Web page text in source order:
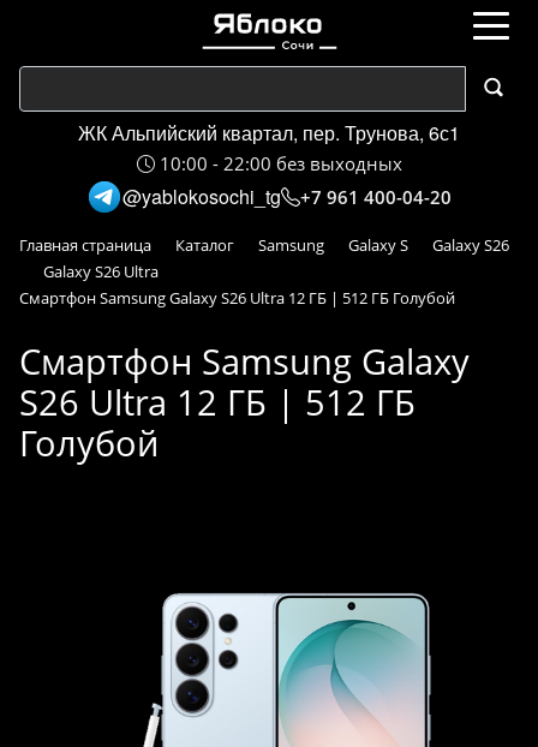
ЖК Альпийский квартал, пер. Трунова, 6с1
10:00 - 22:00 без выходных
@yablokosochi_tg +7 961 400-04-20
Главная страница Каталог Samsung Galaxy S
Galaxy S26
Galaxy S26 Ultra
Смартфон Samsung Galaxy S26 Ultra 12 ГБ | 512 ГБ Голубой
Смартфон Samsung Galaxy
S26 Ultra 12 ГБ | 512 ГБ
Голубой